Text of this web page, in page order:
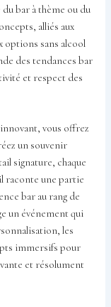
bar à thème ou du
alliés aux
options sans alcool
des tendances bar
et respect des
vous offrez
un souvenir
signature, chaque
raconte une partie
bar au rang de
un événement qui
les
immersifs pour
et résolument